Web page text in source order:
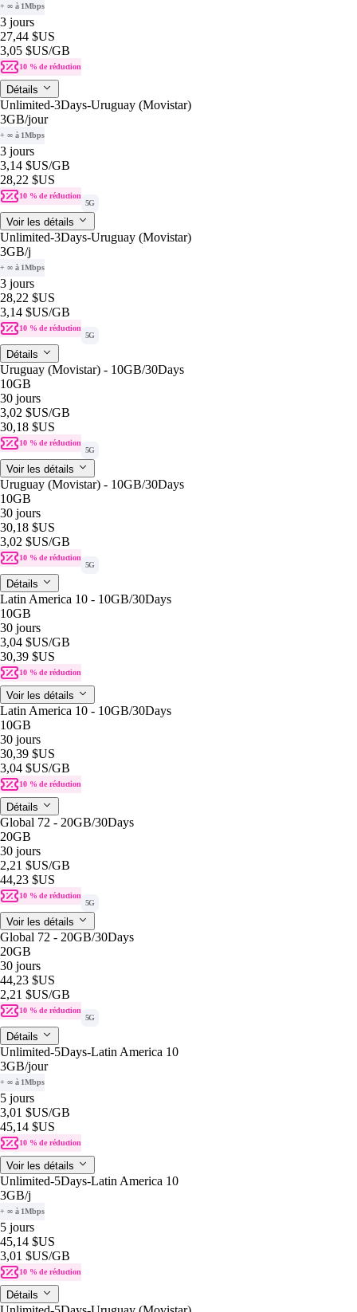
+ ∞ à 1Mbps
3 jours
27,44 $US
3,05 $US/GB
10 % de réduction
Détails
Unlimited-3Days-Uruguay (Movistar)
3GB/jour
+ ∞ à 1Mbps
3 jours
3,14 $US/GB
28,22 $US
10 % de réduction
5G
Voir les détails
Unlimited-3Days-Uruguay (Movistar)
3GB/j
+ ∞ à 1Mbps
3 jours
28,22 $US
3,14 $US/GB
10 % de réduction
5G
Détails
Uruguay (Movistar) - 10GB/30Days
10GB
30 jours
3,02 $US/GB
30,18 $US
10 % de réduction
5G
Voir les détails
Uruguay (Movistar) - 10GB/30Days
10GB
30 jours
30,18 $US
3,02 $US/GB
10 % de réduction
5G
Détails
Latin America 10 - 10GB/30Days
10GB
30 jours
3,04 $US/GB
30,39 $US
10 % de réduction
Voir les détails
Latin America 10 - 10GB/30Days
10GB
30 jours
30,39 $US
3,04 $US/GB
10 % de réduction
Détails
Global 72 - 20GB/30Days
20GB
30 jours
2,21 $US/GB
44,23 $US
10 % de réduction
5G
Voir les détails
Global 72 - 20GB/30Days
20GB
30 jours
44,23 $US
2,21 $US/GB
10 % de réduction
5G
Détails
Unlimited-5Days-Latin America 10
3GB/jour
+ ∞ à 1Mbps
5 jours
3,01 $US/GB
45,14 $US
10 % de réduction
Voir les détails
Unlimited-5Days-Latin America 10
3GB/j
+ ∞ à 1Mbps
5 jours
45,14 $US
3,01 $US/GB
10 % de réduction
Détails